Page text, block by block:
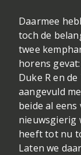
Daarmee
toch de
twee
horens
Duke R en
aangevuld
beide al
nieuwsgierig
heeft tot nu
Laten we